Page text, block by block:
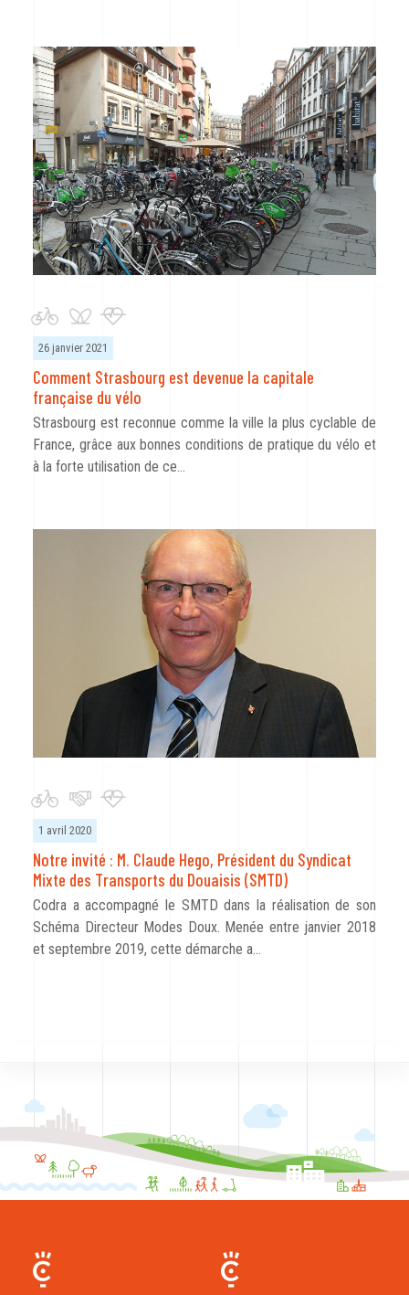
26 janvier 2021
Comment Strasbourg est devenue la capitale
française du vélo
Strasbourg est reconnue comme la ville la plus cyclable de
France, grâce aux bonnes conditions de pratique du vélo et
à la forte utilisation de ce…
1 avril 2020
Notre invité : M. Claude Hego, Président du Syndicat
Mixte des Transports du Douaisis (SMTD)
Codra a accompagné le SMTD dans la réalisation de son
Schéma Directeur Modes Doux. Menée entre janvier 2018
et septembre 2019, cette démarche a…